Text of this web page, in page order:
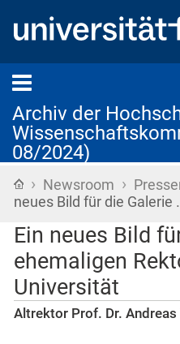
Archiv der
08/2024)
Startseite
› Newsroom ›
neues Bild für die Galerie
Ein neues Bild
ehemaligen
Universität
Altrektor Prof. Dr.